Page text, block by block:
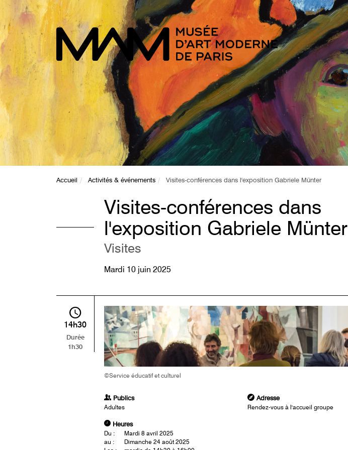
Accueil Activités & événements Visites-conférences dans l'exposition Gabriele Münter
Visites-conférences dans
l'exposition Gabriele Münter
Visites
Mardi 10 juin 2025
©Service éducatif et culturel
14h30
Durée
1h30
Publics
Adultes
Adresse
Rendez-vous à l'accueil groupe
Heures
Du :
Mardi 8 avril 2025
au :
Dimanche 24 août 2025